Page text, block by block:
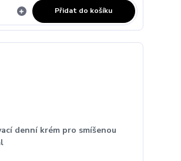
Přidat do košíku